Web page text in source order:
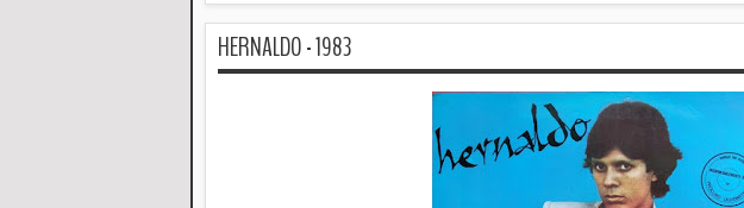
HERNALDO - 1983